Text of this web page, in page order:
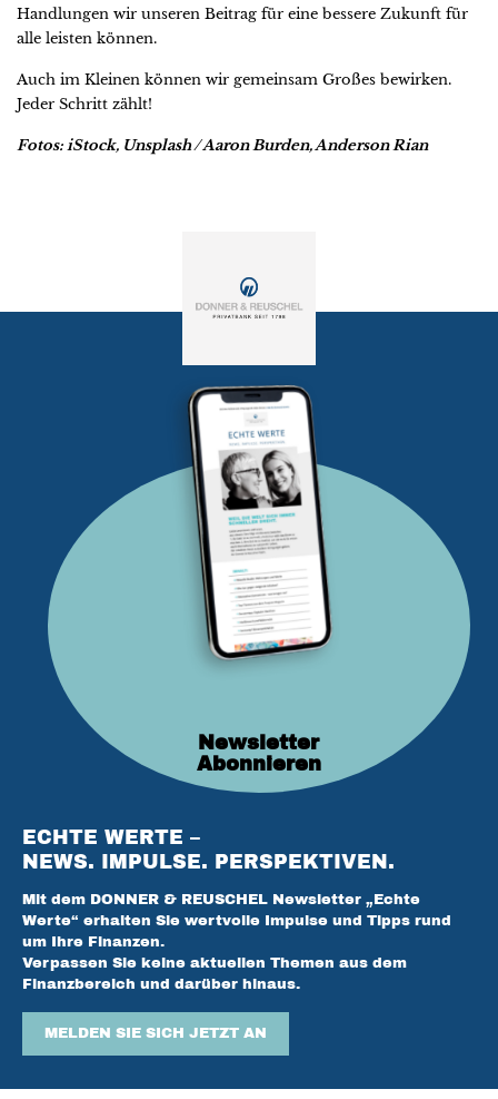
Handlungen wir unseren Beitrag für eine bessere Zukunft für
alle leisten können.
Auch im Kleinen können wir gemeinsam Großes bewirken.
Jeder Schritt zählt!
Fotos: iStock, Unsplash / Aaron Burden, Anderson Rian
ECHTE WERTE –
NEWS. IMPULSE. PERSPEKTIVEN.
Mit dem DONNER & REUSCHEL Newsletter „Echte
Werte“ erhalten Sie wertvolle Impulse und Tipps rund
um Ihre Finanzen.
Verpassen Sie keine aktuellen Themen aus dem
Finanzbereich und darüber hinaus.
MELDEN SIE SICH JETZT AN
Newsletter
Abonnieren